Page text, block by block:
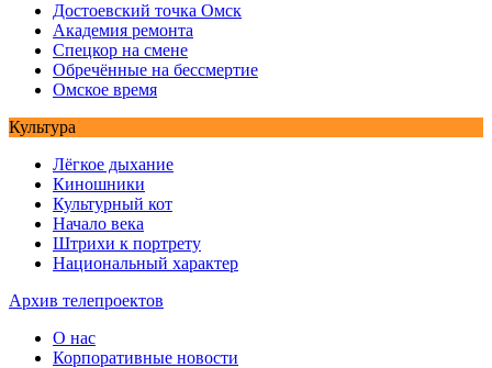
Достоевский точка Омск
Академия ремонта
Спецкор на смене
Обречённые на бессмертие
Омское время
Культура
Лёгкое дыхание
Киношники
Культурный кот
Начало века
Штрихи к портрету
Национальный характер
Архив телепроектов
О нас
Корпоративные новости